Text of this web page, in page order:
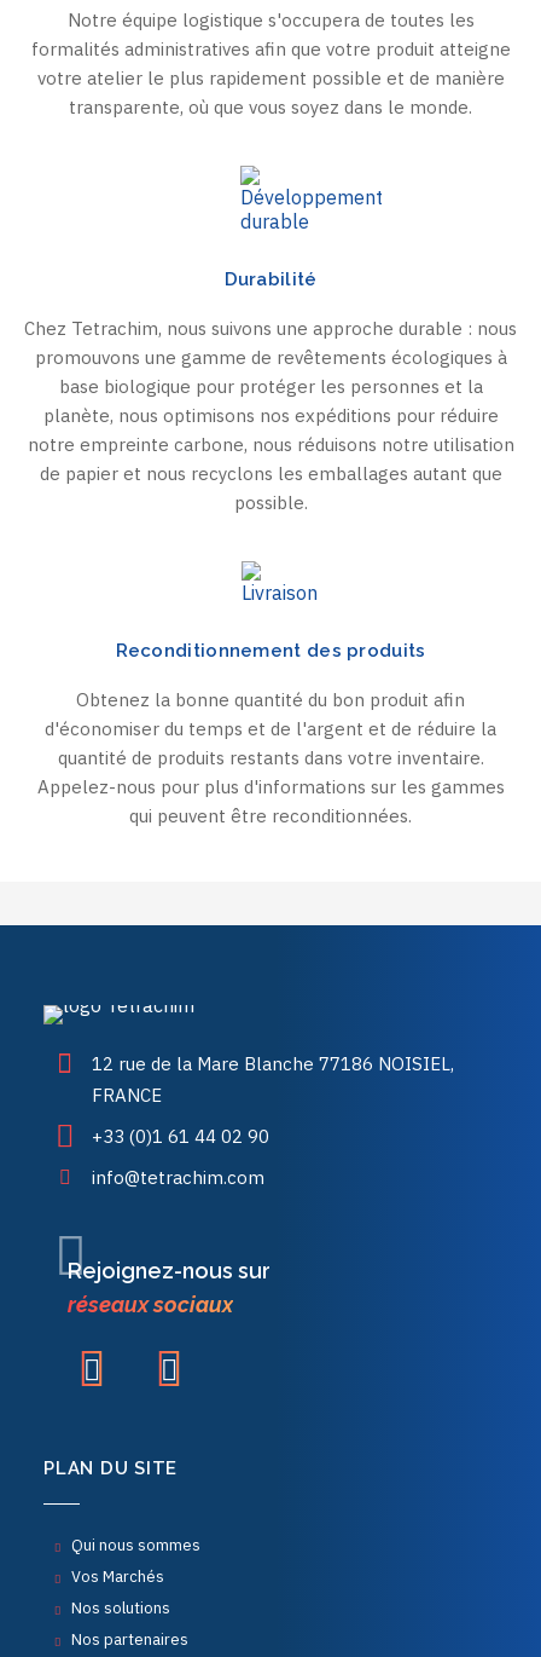
Notre équipe logistique s'occupera de toutes les
formalités administratives afin que votre produit atteigne
votre atelier le plus rapidement possible et de manière
transparente, où que vous soyez dans le monde.
Durabilité
Chez Tetrachim, nous suivons une approche durable : nous
promouvons une gamme de revêtements écologiques à
base biologique pour protéger les personnes et la
planète, nous optimisons nos expéditions pour réduire
notre empreinte carbone, nous réduisons notre utilisation
de papier et nous recyclons les emballages autant que
possible.
Reconditionnement des produits
Obtenez la bonne quantité du bon produit afin
d'économiser du temps et de l'argent et de réduire la
quantité de produits restants dans votre inventaire.
Appelez-nous pour plus d'informations sur les gammes
qui peuvent être reconditionnées.
12 rue de la Mare Blanche 77186 NOISIEL,
FRANCE
+33 (0)1 61 44 02 90
info@tetrachim.com
PLAN DU SITE
Qui nous sommes
Vos Marchés
Nos solutions
Nos partenaires
Rejoignez-nous sur
réseaux sociaux